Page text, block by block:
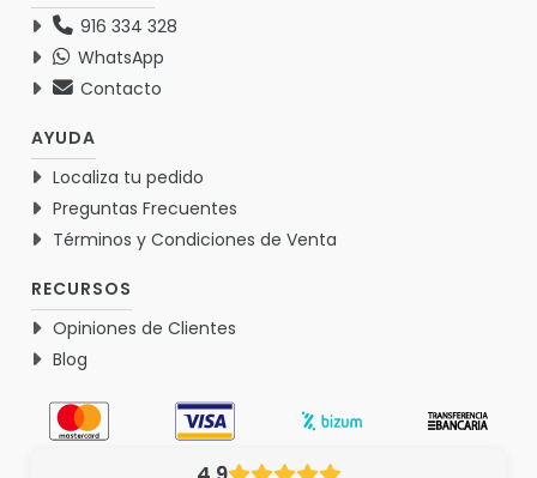
916 334 328
WhatsApp
Contacto
AYUDA
Localiza tu pedido
Preguntas Frecuentes
Términos y Condiciones de Venta
RECURSOS
Opiniones de Clientes
Blog